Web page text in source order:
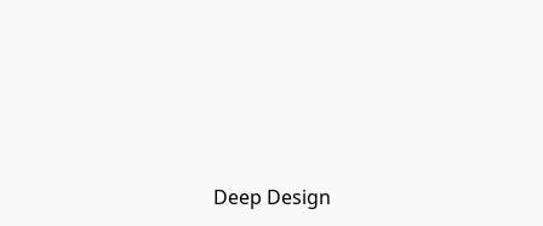
Deep Design